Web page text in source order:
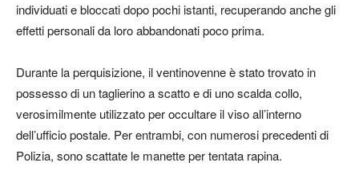
individuati e bloccati dopo pochi istanti, recuperando anche gli
effetti personali da loro abbandonati poco prima.
Durante la perquisizione, il ventinovenne è stato trovato in
possesso di un taglierino a scatto e di uno scalda collo,
verosimilmente utilizzato per occultare il viso all’interno
dell’ufficio postale. Per entrambi, con numerosi precedenti di
Polizia, sono scattate le manette per tentata rapina.